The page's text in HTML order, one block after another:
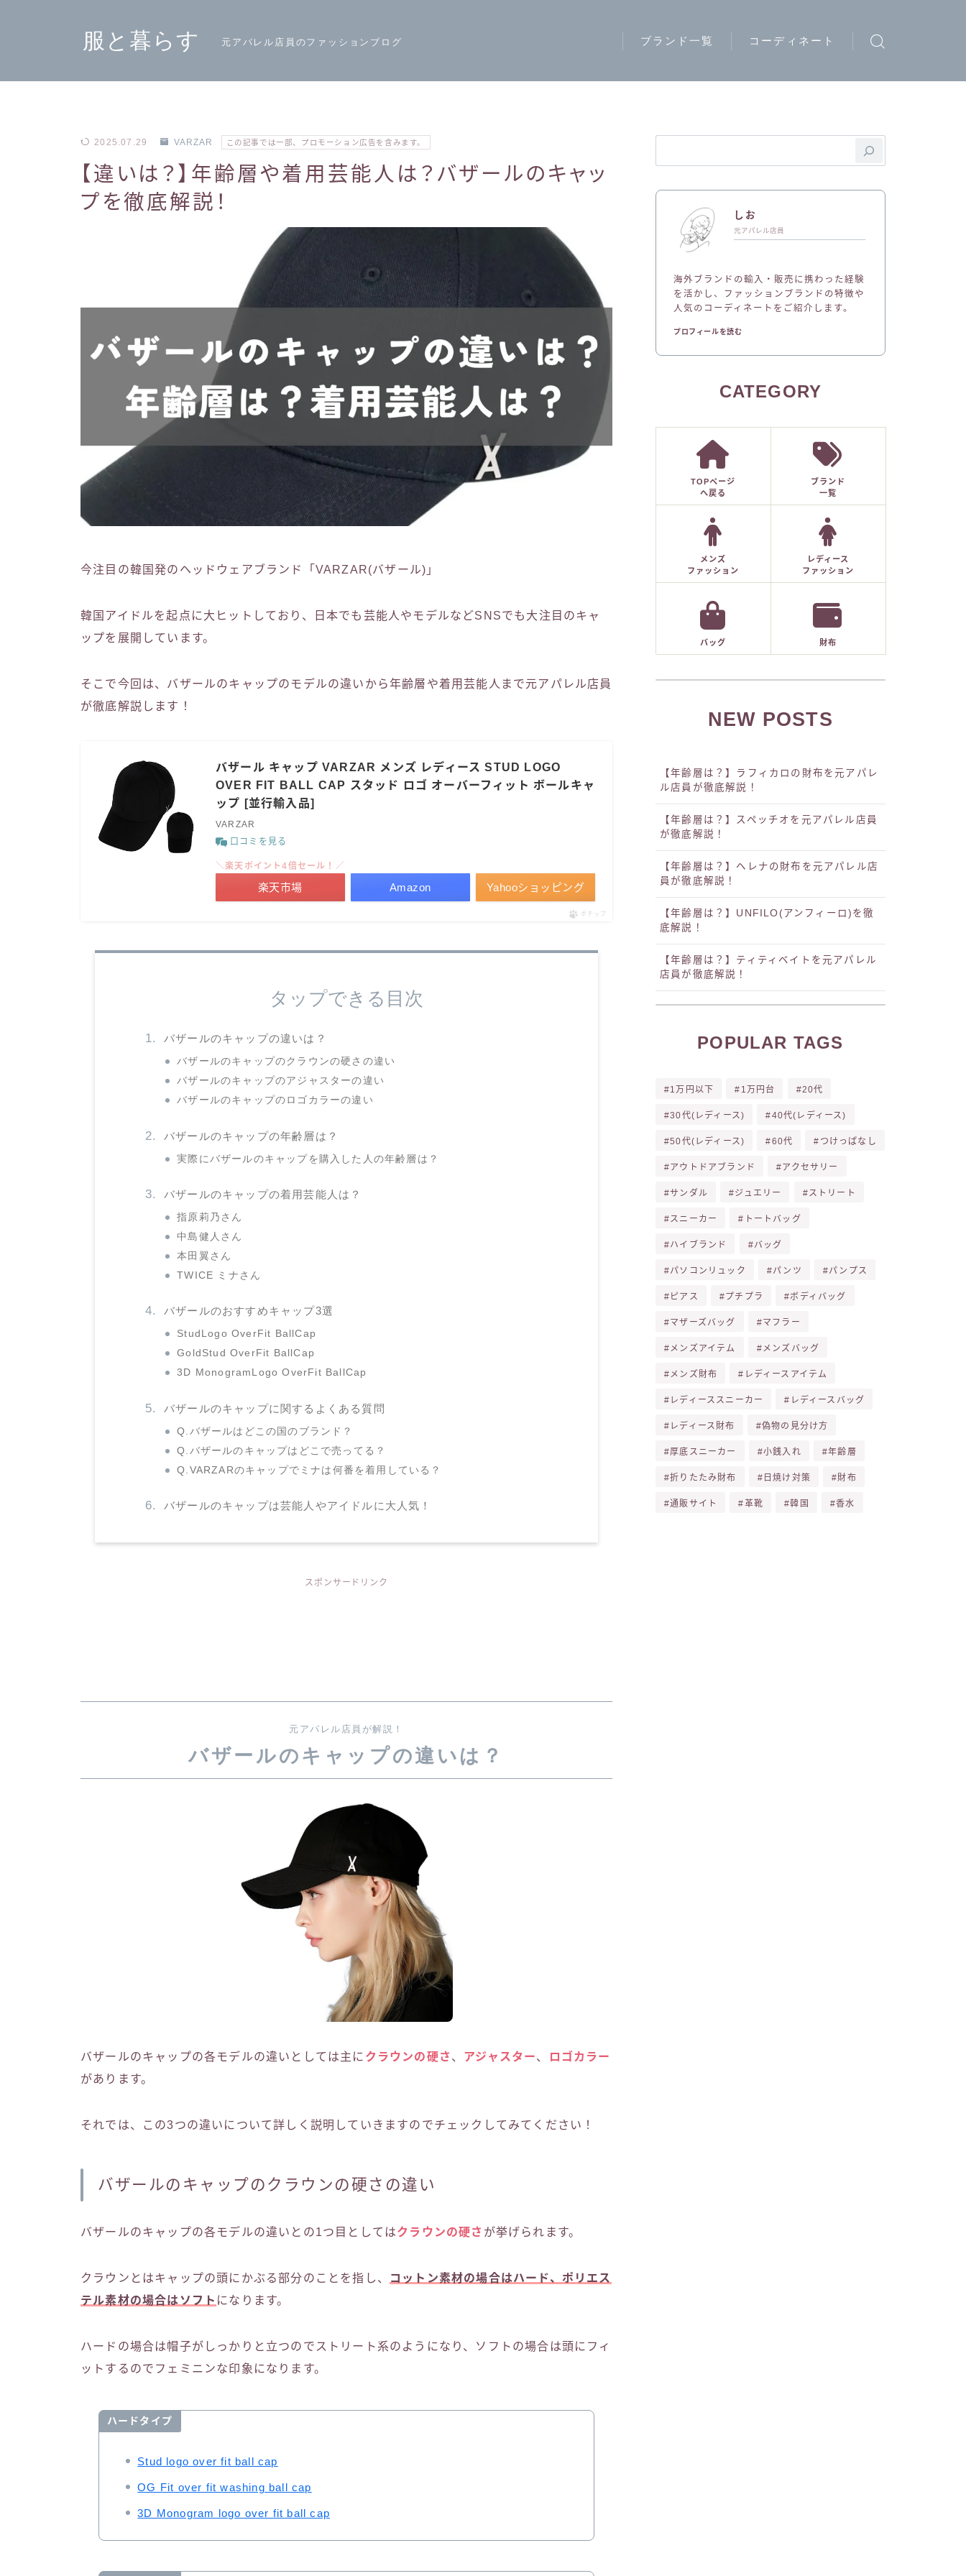
服と暮らす 元アパレル店員のファッションブログ ブランド一覧
モード系ブランド
ハイブランド
レディースブランド
カジュアルブランド
ワークウェアブランド
コーディネート
2025.07.29 VARZAR この記事では一部、プロモーション広告を含みます。
【違いは？】年齢層や着用芸能人は？バザールのキャッ
プを徹底解説！
今注目の韓国発のヘッドウェアブランド「VARZAR(バザール)」
韓国アイドルを起点に大ヒットしており、日本でも芸能人やモデルなどSNSでも大注目のキャ
ップを展開しています。
そこで今回は、バザールのキャップのモデルの違いから年齢層や着用芸能人まで元アパレル店員
が徹底解説します！
バザール キャップ VARZAR メンズ レディース STUD LOGO
OVER FIT BALL CAP スタッド ロゴ オーバーフィット ボールキャ
ップ [並行輸入品]
VARZAR
口コミを見る
Amazon
＼楽天ポイント4倍セール！／
楽天市場 Yahooショッピング
ポチップ
タップできる目次
バザールのキャップの違いは？
バザールのキャップのクラウンの硬さの違い
バザールのキャップのアジャスターの違い
バザールのキャップのロゴカラーの違い
バザールのキャップの年齢層は？
実際にバザールのキャップを購入した人の年齢層は？
バザールのキャップの着用芸能人は？
指原莉乃さん
中島健人さん
本田翼さん
TWICE ミナさん
バザールのおすすめキャップ3選
StudLogo OverFit BallCap
GoldStud OverFit BallCap
3D MonogramLogo OverFit BallCap
バザールのキャップに関するよくある質問
Q.バザールはどこの国のブランド？
Q.バザールのキャップはどこで売ってる？
Q.VARZARのキャップでミナは何番を着用している？
バザールのキャップは芸能人やアイドルに大人気！
スポンサードリンク
元アパレル店員が解説！
バザールのキャップの違いは？
バザールのキャップの各モデルの違いとしては主に クラウンの硬さ 、 アジャスター、
ロゴカラー
があります。
それでは、この3つの違いについて詳しく説明していきますのでチェックしてみてください！
バザールのキャップのクラウンの硬さの違い
バザールのキャップの各モデルの違いとの1つ目としてはクラウンの硬さ が挙げられます。
クラウンとはキャップの頭にかぶる部分のことを指し、
コットン素材の場合はハード、ポリエス
テル素材の場合はソフト になります。
ハードの場合は帽子がしっかりと立つのでストリート系のようになり、ソフトの場合は頭にフィ
ットするのでフェミニンな印象になります。
ハードタイプ
Stud logo over fit ball cap
OG Fit over fit washing ball cap
3D Monogram logo over fit ball cap
しお
元アパレル店員
海外ブランドの輸入・販売に携わった経験
を活かし、ファッションブランドの特徴や
人気のコーディネートをご紹介します。
プロフィールを読む
CATEGORY
TOPページ
へ戻る
ブランド
一覧
メンズ
ファッション
レディース
ファッション
バッグ 財布
NEW POSTS
【年齢層は？】ラフィカロの財布を元アパレ
ル店員が徹底解説！
【年齢層は？】スペッチオを元アパレル店員
が徹底解説！
【年齢層は？】ヘレナの財布を元アパレル店
員が徹底解説！
【年齢層は？】UNFILO(アンフィーロ)を徹
底解説！
【年齢層は？】ティティベイトを元アパレル
店員が徹底解説！
POPULAR TAGS
1万円以下 1万円台 20代
30代(レディース) 40代(レディース)
50代(レディース) 60代 つけっぱなし
アウトドアブランド アクセサリー
サンダル ジュエリー ストリート
スニーカー トートバッグ
ハイブランド バッグ
パソコンリュック パンツ パンプス
ピアス プチプラ ボディバッグ
マザーズバッグ マフラー
メンズアイテム メンズバッグ
メンズ財布 レディースアイテム
レディーススニーカー レディースバッグ
レディース財布 偽物の見分け方
厚底スニーカー 小銭入れ 年齢層
折りたたみ財布 日焼け対策 財布
通販サイト 革靴 韓国 香水